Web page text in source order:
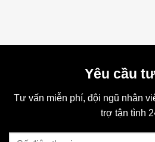
Yêu cầu
Tư vấn miễn phí, đội ngũ nhân
trợ tận tình